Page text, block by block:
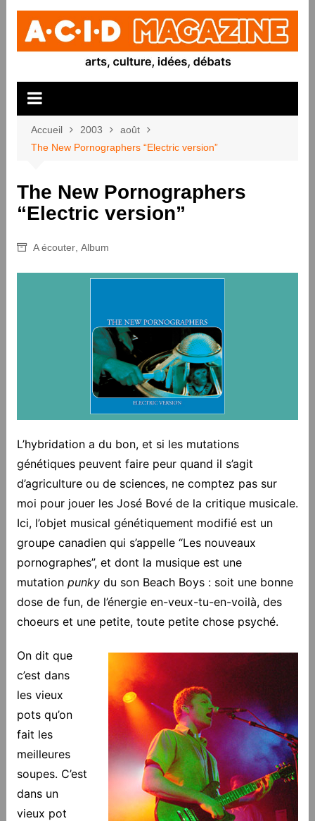
Aller
contenu
Accueil 2003
août
The New Pornographers “Electric version”
The New Pornographers
“Electric version”
A écouter, Album
L’hybridation a du bon, et si les mutations
génétiques peuvent faire peur quand il s’agit
d’agriculture ou de sciences, ne comptez pas sur
moi pour jouer les José Bové de la critique musicale.
Ici, l’objet musical génétiquement modifié est un
groupe canadien qui s’appelle “Les nouveaux
pornographes”, et dont la musique est une
mutation punkydu son Beach Boys : soit une bonne
dose de fun, de l’énergie en-veux-tu-en-voilà, des
choeurs et une petite, toute petite chose psyché.
On dit que
c’est dans
les vieux
pots qu’on
fait les
meilleures
soupes. C’est
dans un
vieux pot